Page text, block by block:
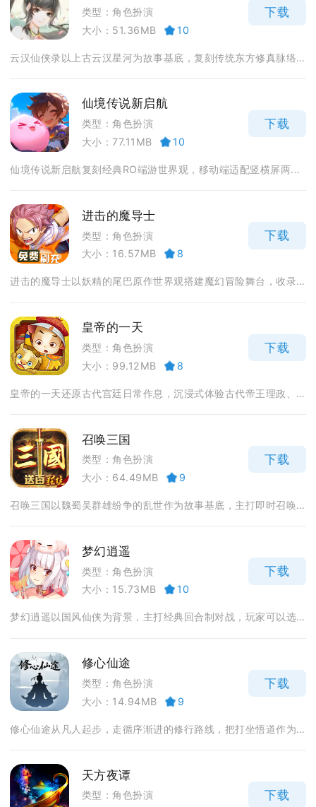
类型：角色扮演
大小：51.36MB
10
下载
云汉仙侠录以上古云汉星河为故事基底，复刻传统东方修真脉络...
仙境传说新启航
类型：角色扮演
大小：77.11MB
10
下载
仙境传说新启航复刻经典RO端游世界观，移动端适配竖横屏两...
进击的魔导士
类型：角色扮演
大小：16.57MB
8
下载
进击的魔导士以妖精的尾巴原作世界观搭建魔幻冒险舞台，收录...
皇帝的一天
类型：角色扮演
大小：99.12MB
8
下载
皇帝的一天还原古代宫廷日常作息，沉浸式体验古代帝王理政、...
召唤三国
类型：角色扮演
大小：64.49MB
9
下载
召唤三国以魏蜀吴群雄纷争的乱世作为故事基底，主打即时召唤...
梦幻逍遥
类型：角色扮演
大小：15.73MB
10
下载
梦幻逍遥以国风仙侠为背景，主打经典回合制对战，玩家可以选...
修心仙途
类型：角色扮演
大小：14.94MB
9
下载
修心仙途从凡人起步，走循序渐进的修行路线，把打坐悟道作为...
天方夜谭
类型：角色扮演 下载